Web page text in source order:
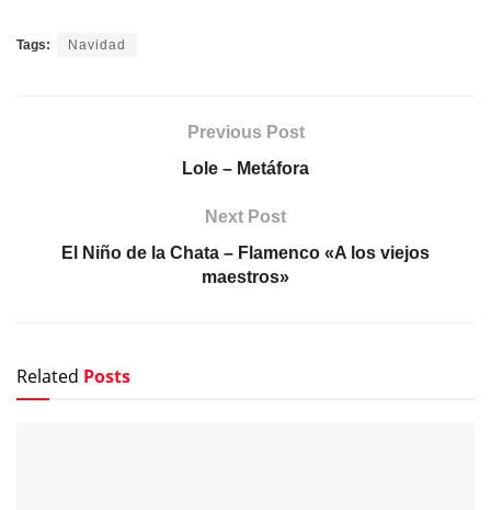
Tags: Navidad
Previous Post
Lole – Metáfora
Next Post
El Niño de la Chata – Flamenco «A los viejos
maestros»
Related Posts